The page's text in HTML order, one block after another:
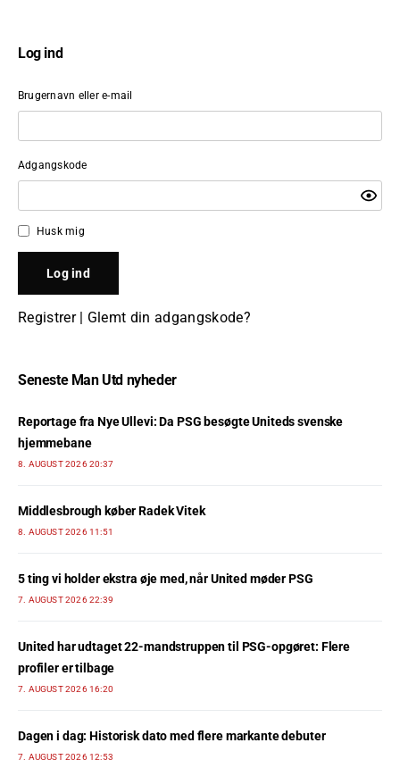
Log ind
Brugernavn eller e-mail
Adgangskode
Husk mig
Registrer| Glemt din adgangskode?
Seneste Man Utd nyheder
Reportage fra Nye Ullevi: Da PSG besøgte Uniteds svenske
hjemmebane
8. AUGUST 2026 20:37
Middlesbrough køber Radek Vitek
8. AUGUST 2026 11:51
5 ting vi holder ekstra øje med, når United møder PSG
7. AUGUST 2026 22:39
United har udtaget 22-mandstruppen til PSG-opgøret: Flere
profiler er tilbage
7. AUGUST 2026 16:20
Dagen i dag: Historisk dato med flere markante debuter
7. AUGUST 2026 12:53